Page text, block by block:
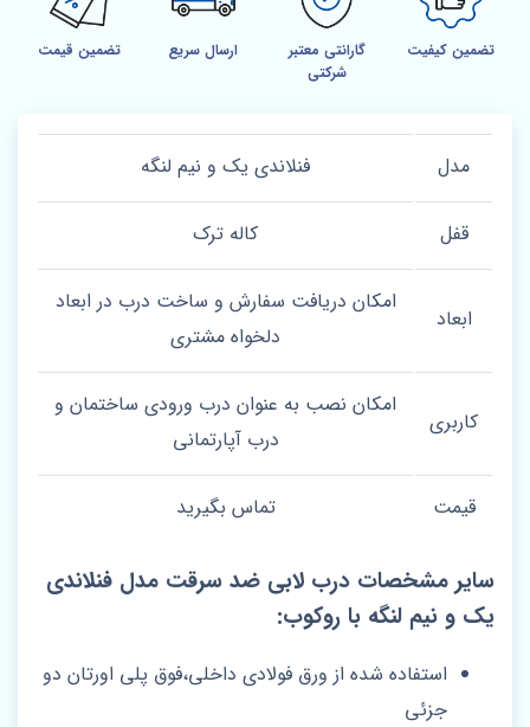
تضمین کیفیت
گارانتی معتبر
شرکتی
ارسال سریع تضمین قیمت
مدل فنلاندی یک و نیم لنگه
قفل کاله ترک
ابعاد
امکان دریافت سفارش و ساخت درب در ابعاد
دلخواه مشتری
کاربری
امکان نصب به عنوان درب ورودی ساختمان و
درب آپارتمانی
قیمت تماس بگیرید
سایر مشخصات درب لابی ضد سرقت مدل فنلاندی
یک و نیم لنگه با روکوب:
استفاده شده از ورق فولادی داخلی،فوق پلی اورتان دو
جزئی